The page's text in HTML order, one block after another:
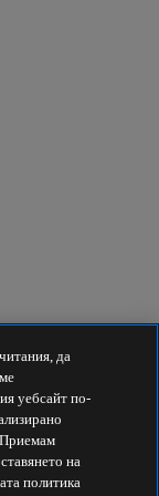
да
уебсайт по-
на
политика